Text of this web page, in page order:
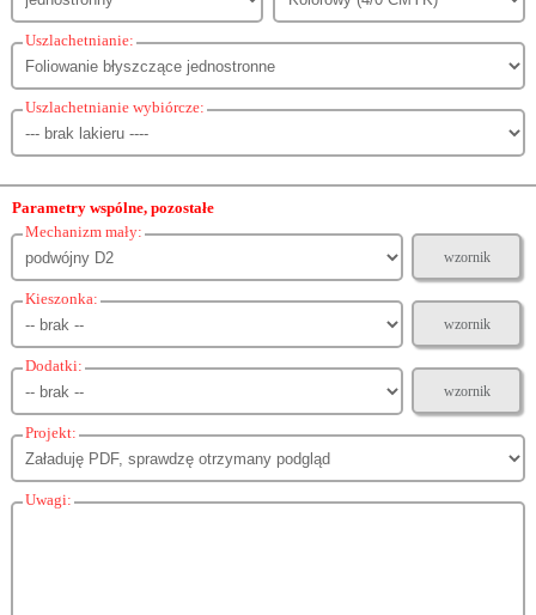
Uszlachetnianie:
Uszlachetnianie wybiórcze:
Parametry wspólne, pozostałe
Mechanizm mały:
wzornik
Kieszonka:
wzornik
Dodatki:
wzornik
Projekt:
Uwagi: